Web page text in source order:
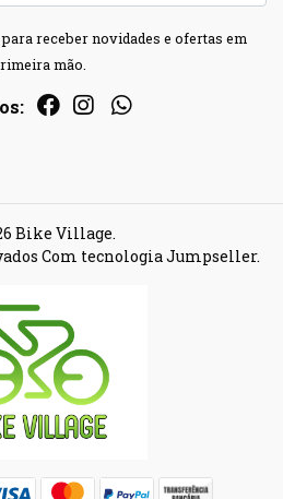
receber novidades e ofertas em
mão.
Bike Village.
Com tecnologia Jumpseller.